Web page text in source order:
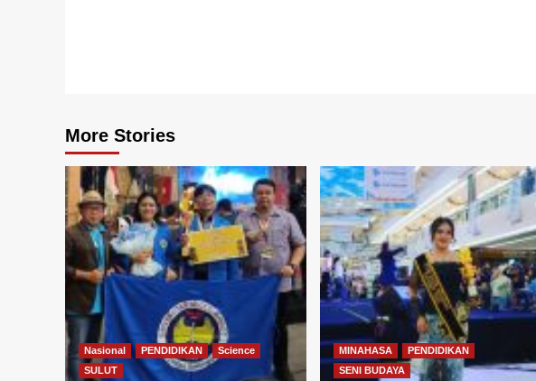
More Stories
Nasional PENDIDIKAN
Science
SULUT
MINAHASA
PENDIDIKAN
SENI BUDAYA